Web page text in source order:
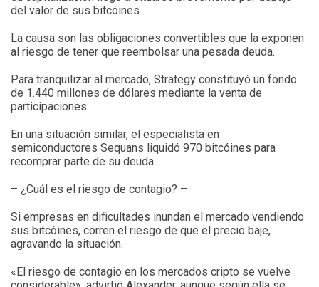
del valor de sus bitcóines.
La causa son las obligaciones convertibles que la exponen
al riesgo de tener que reembolsar una pesada deuda.
Para tranquilizar al mercado, Strategy constituyó un fondo
de 1.440 millones de dólares mediante la venta de
participaciones.
En una situación similar, el especialista en
semiconductores Sequans liquidó 970 bitcóines para
recomprar parte de su deuda.
– ¿Cuál es el riesgo de contagio? –
Si empresas en dificultades inundan el mercado vendiendo
sus bitcóines, corren el riesgo de que el precio baje,
agravando la situación.
«El riesgo de contagio en los mercados cripto se vuelve